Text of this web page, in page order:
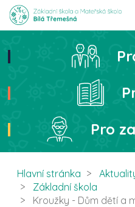
Pro
Hlavní stránka
Základní škola
Kroužky - Dům dětí a